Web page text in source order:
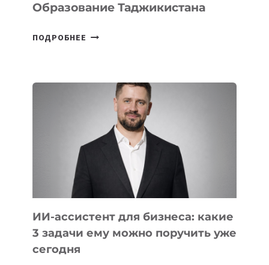
Образование Таджикистана
ПОДРОБНЕЕ
КОТОРЫЕ
РАЗВИВАЮТ
ТЕХНОЛОГИЧЕСКОЕ
ОБРАЗОВАНИЕ
ТАДЖИКИСТАНА
ИИ-ассистент для бизнеса: какие
3 задачи ему можно поручить уже
сегодня